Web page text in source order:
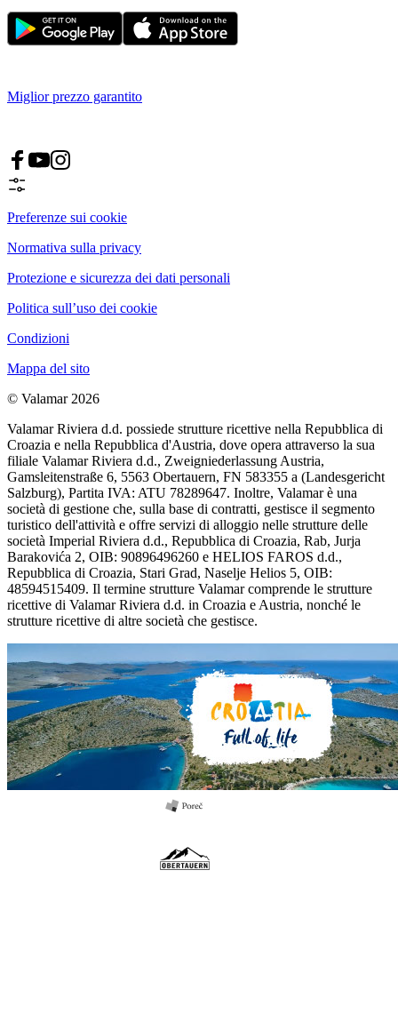
Miglior prezzo garantito
Preferenze sui cookie
Normativa sulla privacy
Protezione e sicurezza dei dati personali
Politica sull’uso dei cookie
Condizioni
Mappa del sito
© Valamar 2026
Valamar Riviera d.d. possiede strutture ricettive nella Repubblica di
Croazia e nella Repubblica d'Austria, dove opera attraverso la sua
filiale Valamar Riviera d.d., Zweigniederlassung Austria,
Gamsleitenstraße 6, 5563 Obertauern, FN 583355 a (Landesgericht
Salzburg), Partita IVA: ATU 78289647. Inoltre, Valamar è una
società di gestione che, sulla base di contratti, gestisce il segmento
turistico dell'attività e offre servizi di alloggio nelle strutture delle
società Imperial Riviera d.d., Repubblica di Croazia, Rab, Jurja
Barakovića 2, OIB: 90896496260 e HELIOS FAROS d.d.,
Repubblica di Croazia, Stari Grad, Naselje Helios 5, OIB:
48594515409. Il termine strutture Valamar comprende le strutture
ricettive di Valamar Riviera d.d. in Croazia e Austria, nonché le
strutture ricettive di altre società che gestisce.